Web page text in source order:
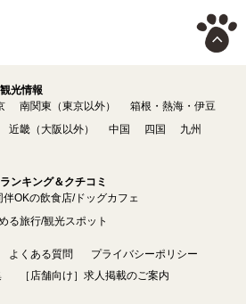
光情報
南関東（東京以外）
箱根・熱海・伊豆
近畿（大阪以外） 中国 四国
九州
ンキング＆クチコミ
伴OKの飲食店/ドッグカフェ
る旅行/観光スポット
よくある質問
プライバシーポリシー
［店舗向け］求人掲載のご案内